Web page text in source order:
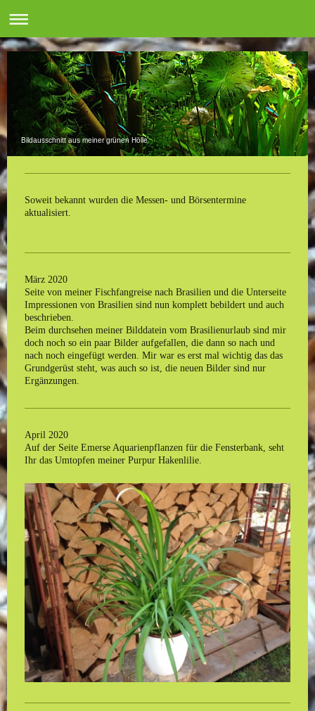
Bildausschnitt aus meiner grünen Hölle
Soweit bekannt wurden die Messen- und Börsentermine
aktualisiert.
März 2020
Seite von meiner Fischfangreise nach Brasilien und die Unterseite
Impressionen von Brasilien sind nun komplett bebildert und auch
beschrieben.
Beim durchsehen meiner Bilddatein vom Brasilienurlaub sind mir
doch noch so ein paar Bilder aufgefallen, die dann so nach und
nach noch eingefügt werden. Mir war es erst mal wichtig das das
Grundgerüst steht, was auch so ist, die neuen Bilder sind nur
Ergänzungen.
April 2020
Auf der Seite Emerse Aquarienpflanzen für die Fensterbank, seht
Ihr das Umtopfen meiner Purpur Hakenlilie.